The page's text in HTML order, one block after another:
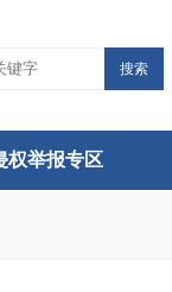
搜索
权举报专区